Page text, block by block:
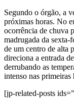
Segundo o órgão, a
próximas horas. No
ocorrência de chuva
madrugada da sexta-
de um centro de alta
direciona a entrada
derrubando as
intenso nas primeiras
[jp-related-posts